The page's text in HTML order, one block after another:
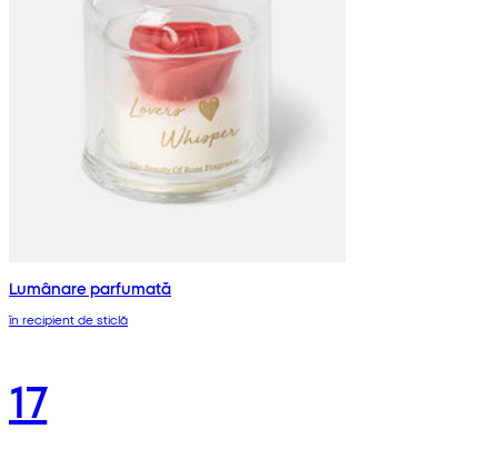
Lumânare parfumată
în recipient de sticlă
17